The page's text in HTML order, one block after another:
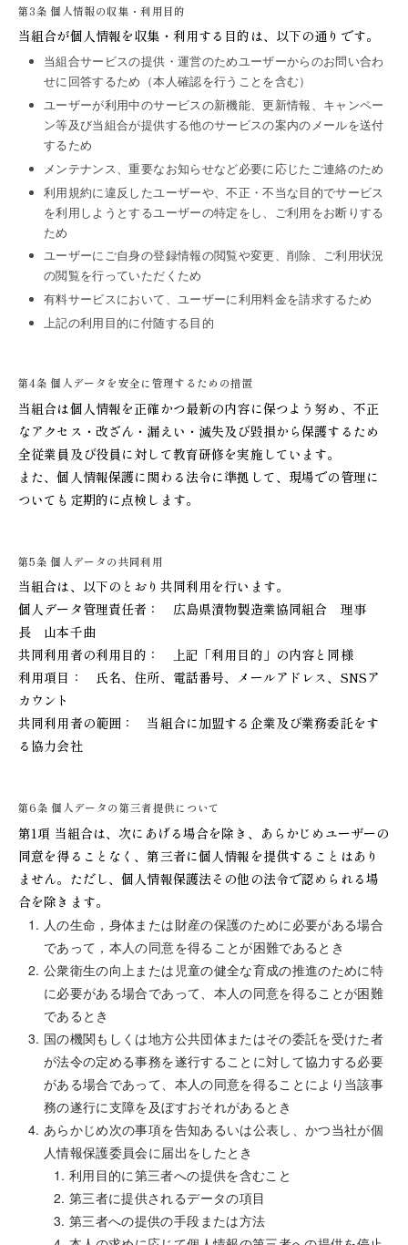
第3条 個人情報の収集・利用目的
当組合が個人情報を収集・利用する目的は、以下の通りです。
当組合サービスの提供・運営のためユーザーからのお問い合わ
せに回答するため（本人確認を行うことを含む）
ユーザーが利用中のサービスの新機能、更新情報、キャンペー
ン等及び当組合が提供する他のサービスの案内のメールを送付
するため
メンテナンス、重要なお知らせなど必要に応じたご連絡のため
利用規約に違反したユーザーや、不正・不当な目的でサービス
を利用しようとするユーザーの特定をし、ご利用をお断りする
ため
ユーザーにご自身の登録情報の閲覧や変更、削除、ご利用状況
の閲覧を行っていただくため
有料サービスにおいて、ユーザーに利用料金を請求するため
上記の利用目的に付随する目的
第4条 個人データを安全に管理するための措置
当組合は個人情報を正確かつ最新の内容に保つよう努め、不正
なアクセス・改ざん・漏えい・滅失及び毀損から保護するため
全従業員及び役員に対して教育研修を実施しています。
また、個人情報保護に関わる法令に準拠して、現場での管理に
ついても定期的に点検します。
第5条 個人データの共同利用
当組合は、以下のとおり共同利用を行います。
個人データ管理責任者： 広島県漬物製造業協同組合 理事
長 山本千曲
共同利用者の利用目的： 上記「利用目的」の内容と同様
利用項目： 氏名、住所、電話番号、メールアドレス、SNSア
カウント
共同利用者の範囲： 当組合に加盟する企業及び業務委託をす
る協力会社
第6条 個人データの第三者提供について
第1項 当組合は、次にあげる場合を除き、あらかじめユーザーの
同意を得ることなく、第三者に個人情報を提供することはあり
ません。ただし、個人情報保護法その他の法令で認められる場
合を除きます。
人の生命，身体または財産の保護のために必要がある場合
であって，本人の同意を得ることが困難であるとき
公衆衛生の向上または児童の健全な育成の推進のために特
に必要がある場合であって、本人の同意を得ることが困難
であるとき
国の機関もしくは地方公共団体またはその委託を受けた者
が法令の定める事務を遂行することに対して協力する必要
がある場合であって、本人の同意を得ることにより当該事
務の遂行に支障を及ぼすおそれがあるとき
あらかじめ次の事項を告知あるいは公表し、かつ当社が個
人情報保護委員会に届出をしたとき
利用目的に第三者への提供を含むこと
第三者に提供されるデータの項目
第三者への提供の手段または方法